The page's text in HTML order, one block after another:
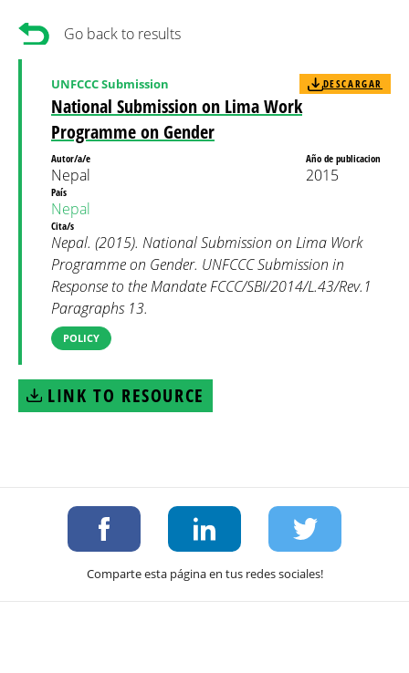
Go back to results
National Submission on Lima Work
Programme on Gender
UNFCCC Submission DESCARGAR
Autor/a/e
Nepal
Año de publicacion
2015
País
Nepal
Cita/s
Nepal. (2015). National Submission on Lima Work
Programme on Gender. UNFCCC Submission in
Response to the Mandate FCCC/SBI/2014/L.43/Rev.1
Paragraphs 13.
POLICY
LINK TO RESOURCE
Comparte esta página en tus redes sociales!